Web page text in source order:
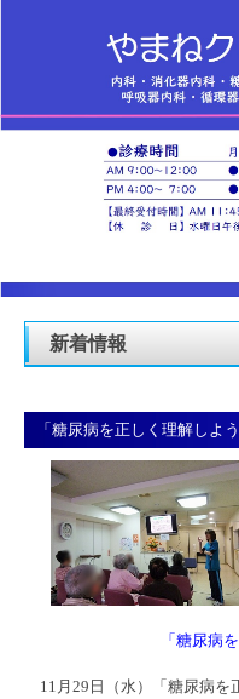
新着情報
「糖尿病を正しく理解しよ
「糖尿病
11月29日（水）「糖尿病を